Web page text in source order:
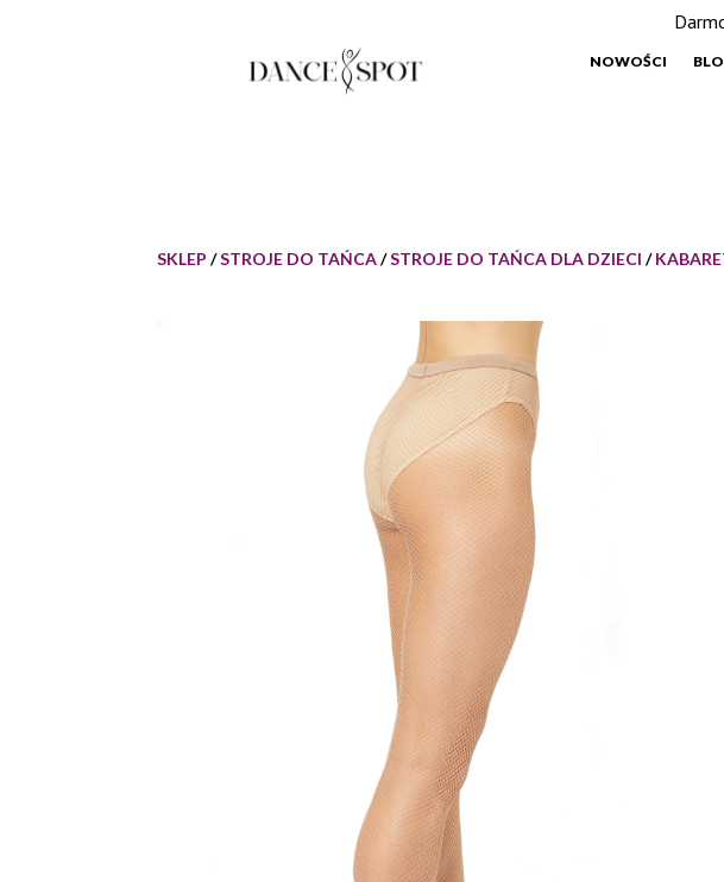
NOWOŚCI
SKLEP /STROJE DO TAŃCA/STROJE DO TAŃCA DLA DZIECI /